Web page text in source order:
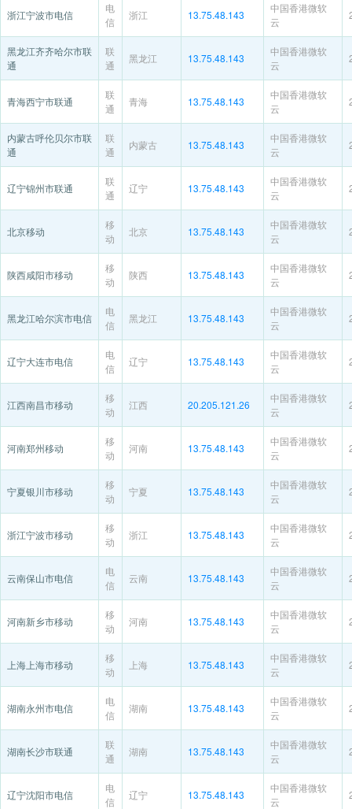
浙江宁波市电信
电
信
浙江 13.75.48.143
中国香港微软
云
黑龙江齐齐哈尔市联
通
联
通
黑龙江 13.75.48.143
中国香港微软
云
青海西宁市联通
联
通
青海 13.75.48.143
中国香港微软
云
内蒙古呼伦贝尔市联
通
联
通
内蒙古 13.75.48.143
中国香港微软
云
辽宁锦州市联通
联
通
辽宁 13.75.48.143
中国香港微软
云
北京移动
移
动
北京 13.75.48.143
中国香港微软
云
陕西咸阳市移动
移
动
陕西 13.75.48.143
中国香港微软
云
黑龙江哈尔滨市电信
电
信
黑龙江 13.75.48.143
中国香港微软
云
辽宁大连市电信
电
信
辽宁 13.75.48.143
中国香港微软
云
江西南昌市移动
移
动
江西 20.205.121.26
中国香港微软
云
河南郑州移动
移
动
河南 13.75.48.143
中国香港微软
云
宁夏银川市移动
移
动
宁夏 13.75.48.143
中国香港微软
云
浙江宁波市移动
移
动
浙江 13.75.48.143
中国香港微软
云
云南保山市电信
电
信
云南 13.75.48.143
中国香港微软
云
河南新乡市移动
移
动
河南 13.75.48.143
中国香港微软
云
上海上海市移动
移
动
上海 13.75.48.143
中国香港微软
云
湖南永州市电信
电
信
湖南 13.75.48.143
中国香港微软
云
湖南长沙市联通
联
通
湖南 13.75.48.143
中国香港微软
云
辽宁沈阳市电信
电
信
辽宁 13.75.48.143
中国香港微软
云